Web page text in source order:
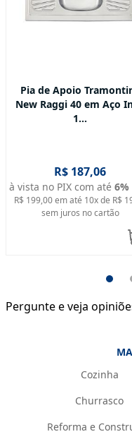
Pia de Apoio
New Raggi 40 em Aço
1...
R$ 187,06
à vista no PIX com até 6%
R$ 199,00em até 10x de R$
sem juros no cartão
Pergunte e veja
Cozinha
Churrasco
Reforma e